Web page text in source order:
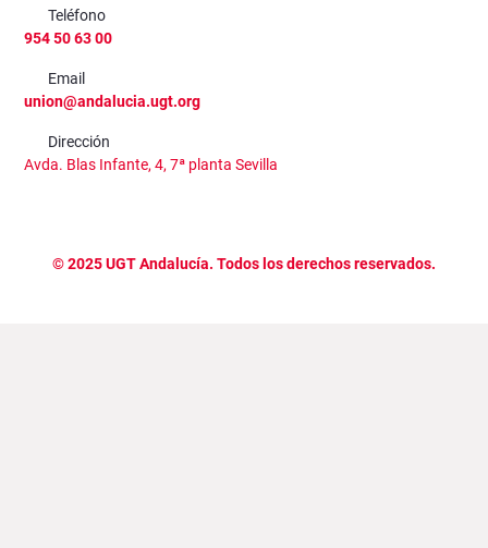
Teléfono
954 50 63 00
Email
union@andalucia.ugt.org
Dirección
Avda. Blas Infante, 4, 7ª planta Sevilla
©2025UGT Andalucía. Todos los derechos reservados.